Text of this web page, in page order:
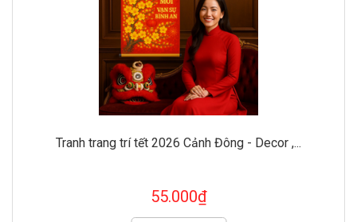
Tranh trang trí tết 2026 Cảnh Đông - Decor ,...
55.000₫